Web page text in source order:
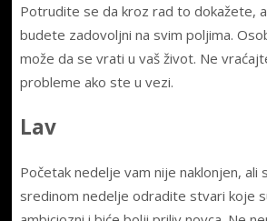
Potrudite se da kroz rad to dokažete,
budete zadovoljni na svim poljima.
može da se vrati u vaš život. Ne
probleme ako ste u vezi.
Lav
Početak nedelje vam nije naklonjen, ali
sredinom nedelje odradite stvari koje